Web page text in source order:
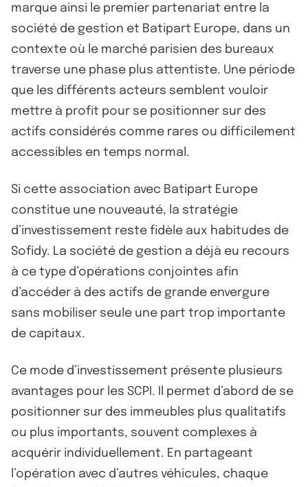
marque ainsi le premier partenariat entre la
société de gestion et Batipart Europe, dans un
contexte où le marché parisien des bureaux
traverse une phase plus attentiste. Une période
que les différents acteurs semblent vouloir
mettre à profit pour se positionner sur des
actifs considérés comme rares ou difficilement
accessibles en temps normal.
Si cette association avec Batipart Europe
constitue une nouveauté, la stratégie
d’investissement reste fidèle aux habitudes de
Sofidy. La société de gestion a déjà eu recours
à ce type d’opérations conjointes afin
d’accéder à des actifs de grande envergure
sans mobiliser seule une part trop importante
de capitaux.
Ce mode d’investissement présente plusieurs
avantages pour les SCPI. Il permet d’abord de se
positionner sur des immeubles plus qualitatifs
ou plus importants, souvent complexes à
acquérir individuellement. En partageant
l’opération avec d’autres véhicules, chaque